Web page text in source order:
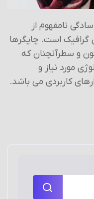
نامفهوم از
گرافیک است. چاپگرها
و سطرآنچنان که
مورد نیاز و
کاربردی می باشد.